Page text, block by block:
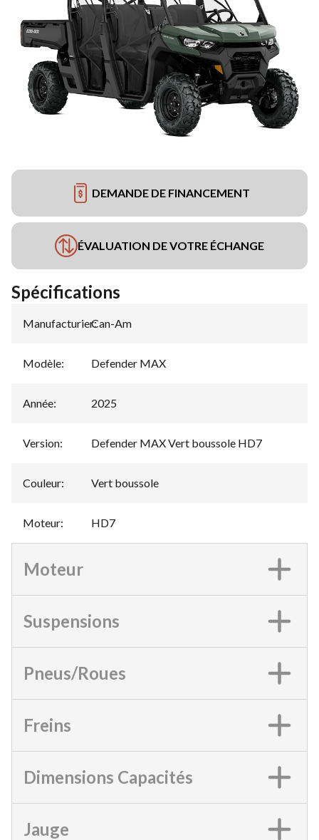
DEMANDE DE FINANCEMENT
ÉVALUATION DE VOTRE ÉCHANGE
Spécifications
Manufacturier:
Can-Am
Modèle: Defender MAX
Année: 2025
Version: Defender MAX Vert boussole HD7
Couleur: Vert boussole
Moteur: HD7
Moteur
Suspensions
Pneus/Roues
Freins
Dimensions Capacités
Jauge